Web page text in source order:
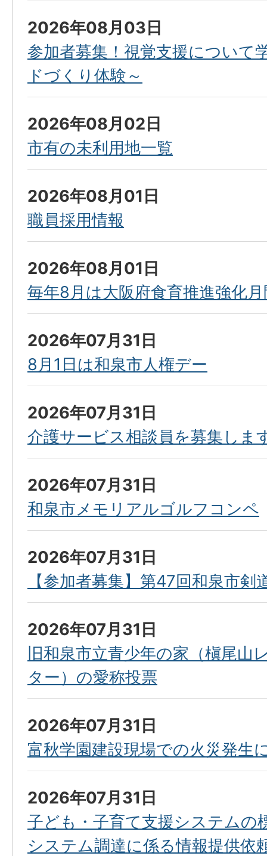
2026年08月03日
参加者募集！視覚支援について
ドづくり体験～
2026年08月02日
市有の未利用地一覧
2026年08月01日
職員採用情報
2026年08月01日
毎年8月は大阪府食育推進強化
2026年07月31日
8月1日は和泉市人権デー
2026年07月31日
介護サービス相談員を募集しま
2026年07月31日
和泉市メモリアルゴルフコンペ
2026年07月31日
【参加者募集】第47回和泉市剣
2026年07月31日
旧和泉市立青少年の家（槇尾山
ター）の愛称投票
2026年07月31日
富秋学園建設現場での火災発生
2026年07月31日
子ども・子育て支援システムの
システム調達に係る情報提供依